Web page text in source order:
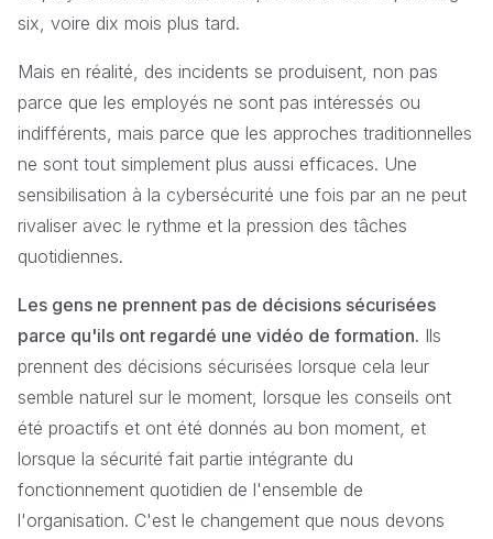
six, voire dix mois plus tard.
Mais en réalité, des incidents se produisent, non pas
parce que les employés ne sont pas intéressés ou
indifférents, mais parce que les approches traditionnelles
ne sont tout simplement plus aussi efficaces. Une
sensibilisation à la cybersécurité une fois par an ne peut
rivaliser avec le rythme et la pression des tâches
quotidiennes.
Les gens ne prennent pas de décisions sécurisées
parce qu'ils ont regardé une vidéo de formation. Ils
prennent des décisions sécurisées lorsque cela leur
semble naturel sur le moment, lorsque les conseils ont
été proactifs et ont été donnés au bon moment, et
lorsque la sécurité fait partie intégrante du
fonctionnement quotidien de l'ensemble de
l'organisation. C'est le changement que nous devons